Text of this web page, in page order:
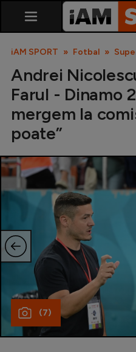
SuperLiga
Liga 2
Cupa
Echipa
U21
Fotbal feminin
Special
Diverse
Inedit
iAM SPORT Fotbal
Andrei
Farul - Dinamo
mergem la
poate”
(7)